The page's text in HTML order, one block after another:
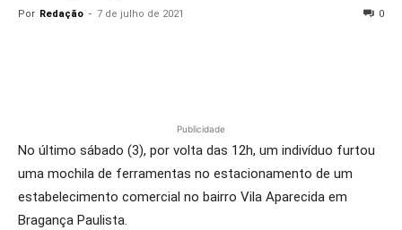
Por Redação - 7 de julho de 2021 0
Publicidade
No último sábado (3), por volta das 12h, um indivíduo furtou
uma mochila de ferramentas no estacionamento de um
estabelecimento comercial no bairro Vila Aparecida em
Bragança Paulista.